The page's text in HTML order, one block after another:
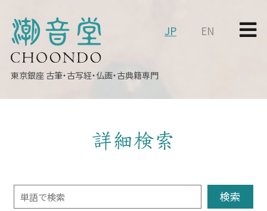
東京銀座 古筆・古写経・仏画・古典籍専門
JP EN
詳細検索